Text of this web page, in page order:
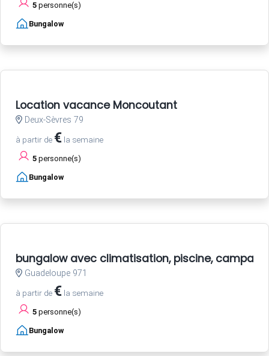
5 personne(s)
Bungalow
Location vacance Moncoutant
Deux-Sèvres 79
à partir de € la semaine
5 personne(s)
Bungalow
bungalow avec climatisation, piscine,
Guadeloupe 971
à partir de € la semaine
5 personne(s)
Bungalow